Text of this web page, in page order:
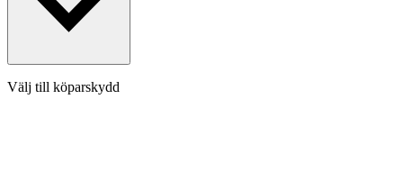
Välj till köparskydd